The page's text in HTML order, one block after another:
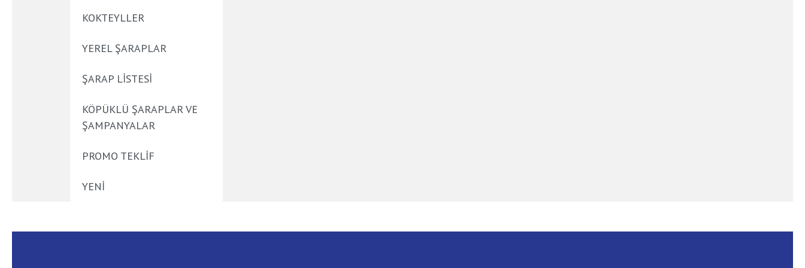
KOKTEYLLER
YEREL ŞARAPLAR
ŞARAP LİSTESİ
KÖPÜKLÜ ŞARAPLAR VE
ŞAMPANYALAR
PROMO TEKLIF
YENİ